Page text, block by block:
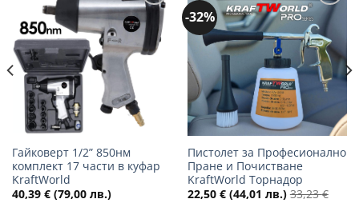
Добави
в
желани
Гайковерт 1/2” 850нм
комплект 17 части в куфар
KraftWorld
40,39 € (79,00 лв.)
-32%
Добави
в
желани
Пистолет за Професионално
Пране и Почистване
KraftWorld Торнадор
22,50 € (44,01 лв.) 33,23€